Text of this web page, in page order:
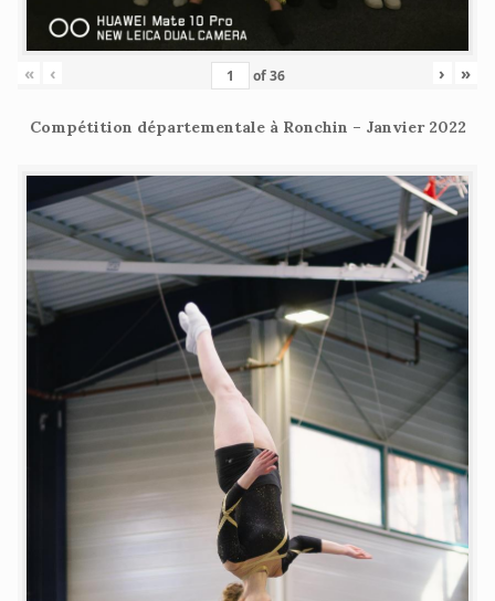
« ‹ of36 › »
Compétition départementale à Ronchin – Janvier 2022